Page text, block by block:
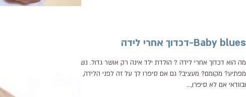
Baby blues-דכדוך אחרי לידה
מה הוא דכדוך אחרי לידה ? הולדת ילד אינה רק אושר גדול. נשמע
מפתיע? מקומם? מעציב? גם אם סיפרו לך על זה לפני הלידה,
ובוודאי אם לא סיפרו,...